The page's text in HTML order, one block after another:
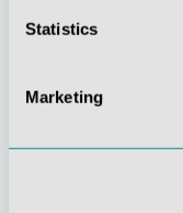
Statistics
Marketing
Nachhaltiges